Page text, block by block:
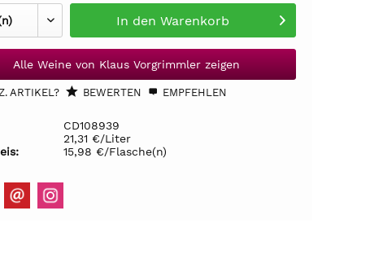
In den Warenkorb
Alle Weine von Klaus Vorgrimmler zeigen
ARTIKEL? BEWERTEN EMPFEHLEN
CD108939
21,31 €/Liter
15,98 €/Flasche(n)